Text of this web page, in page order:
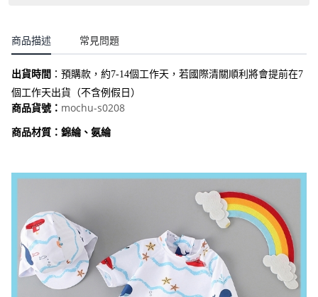
商品描述 常見問題
出貨時間 ： 預購款，約7-14個工作天，若國際清關順利將會提前在7
個工作天出貨（不含例假日）
商品貨號： mochu-s0208
商品材質：錦綸、氨綸